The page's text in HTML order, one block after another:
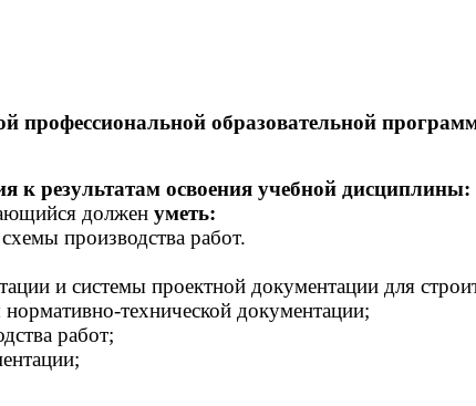
профессиональной образовательной
к результатам освоения учебной дисциплины:
долженуметь:
схемы производства работ.
и системы проектной документации для
технической документации;
работ;